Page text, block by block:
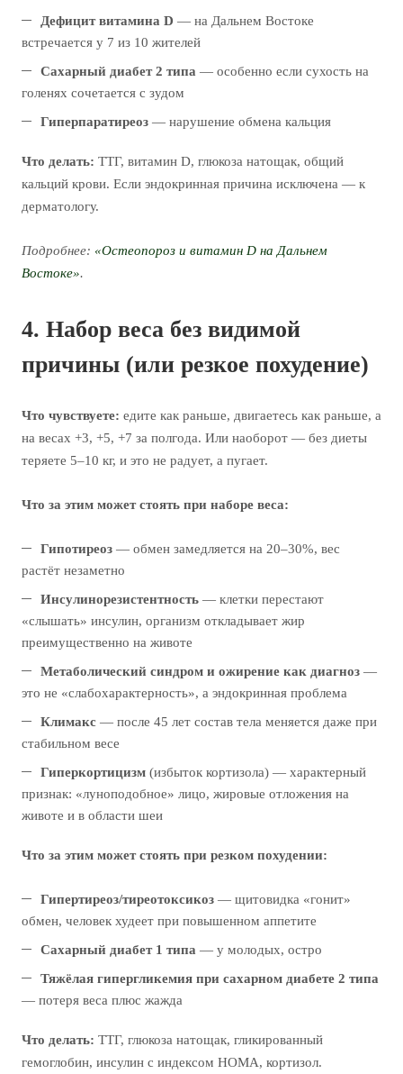
Дефицит витамина D — на Дальнем Востоке
встречается у 7 из 10 жителей
Сахарный диабет 2 типа — особенно если сухость на
голенях сочетается с зудом
Гиперпаратиреоз — нарушение обмена кальция
Что делать: ТТГ, витамин D, глюкоза натощак, общий
кальций крови. Если эндокринная причина исключена — к
дерматологу.
Подробнее: «Остеопороз и витамин D на Дальнем
Востоке».
4. Набор веса без видимой
причины (или резкое похудение)
Что чувствуете: едите как раньше, двигаетесь как раньше, а
на весах +3, +5, +7 за полгода. Или наоборот — без диеты
теряете 5–10 кг, и это не радует, а пугает.
Что за этим может стоять при наборе веса:
Гипотиреоз — обмен замедляется на 20–30%, вес
растёт незаметно
Инсулинорезистентность — клетки перестают
«слышать» инсулин, организм откладывает жир
преимущественно на животе
Метаболический синдром и ожирение как диагноз —
это не «слабохарактерность», а эндокринная проблема
Климакс — после 45 лет состав тела меняется даже при
стабильном весе
Гиперкортицизм (избыток кортизола) — характерный
признак: «луноподобное» лицо, жировые отложения на
животе и в области шеи
Что за этим может стоять при резком похудении:
Гипертиреоз/тиреотоксикоз — щитовидка «гонит»
обмен, человек худеет при повышенном аппетите
Сахарный диабет 1 типа — у молодых, остро
Тяжёлая гипергликемия при сахарном диабете 2 типа
— потеря веса плюс жажда
Что делать: ТТГ, глюкоза натощак, гликированный
гемоглобин, инсулин с индексом HOMA, кортизол.